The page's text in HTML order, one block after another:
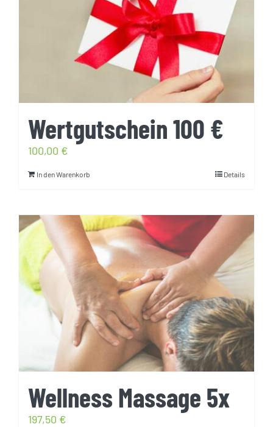
Wertgutschein 100 €
100,00 €
In den Warenkorb Details
Wellness Massage 5x
197,50 €